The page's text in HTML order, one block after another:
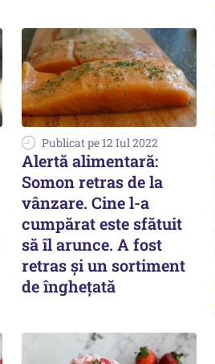
Publicat pe 12 Iul 2022
Alertă alimentară:
Somon retras de la
vânzare. Cine l-a
cumpărat este sfătuit
să îl arunce. A fost
retras și un sortiment
de înghețată